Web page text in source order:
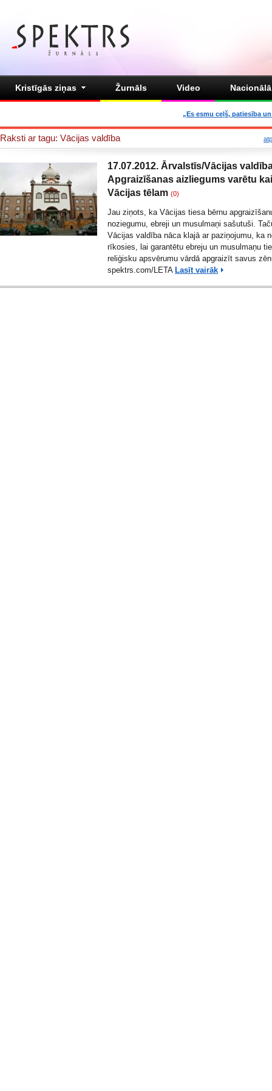
Kristīgās ziņas Žurnāls Video
„Es esmu ceļš, patiesība
Raksti ar tagu: Vācijas valdība
17.07.2012. Ārvalstīs/Vācijas
Apgraizīšanas aizliegums varētu
Vācijas tēlam (0)
Jau ziņots, ka Vācijas tiesa bērnu
noziegumu, ebreji un musulmaņi sašutuši.
Vācijas valdība nāca klajā ar paziņojumu, ka
rīkosies, lai garantētu ebreju un musulmaņu
reliģisku apsvērumu vārdā apgraizīt savus
spektrs.com/LETA Lasīt vairāk